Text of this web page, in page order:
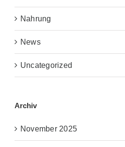
Nahrung
News
Uncategorized
Archiv
November 2025